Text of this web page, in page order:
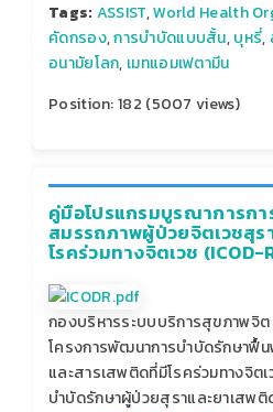
Tags: ASSIST,World Health
คัดกรอง,การบำบัดแบบสั้น,บุหรี่,
อนามัยโลก, เมทแอมเฟตามีน
Position:182 (5007 views)
คู่มือโปรแกรมบูรณาการก
สมรรถภาพผู้ป่วยจิตเวชสุ
โรคร่วมทางจิตเวช
กองบริหารระบบบริการสุขภาพจิ
โครงการพัฒนาการบำบัดรักษาฟื้
และสารเสพติดที่มีโรคร่วมทางจิต
บำบัดรักษาผู้ป่วยสุราและยาเสพติ